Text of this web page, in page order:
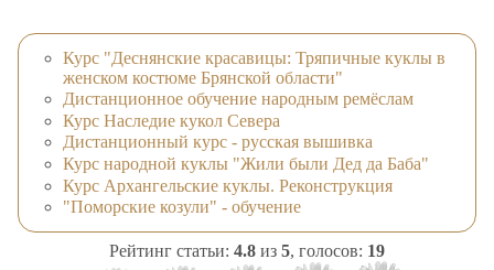
Курс "Деснянские красавицы: Тряпичные куклы в
женском костюме Брянской области"
Дистанционное обучение народным ремёслам
Курс Наследие кукол Севера
Дистанционный курс - русская вышивка
Курс народной куклы "Жили были Дед да Баба"
Курс Архангельские куклы. Реконструкция
"Поморские козули" - обучение
Рейтинг статьи: 4.8 из 5, голосов: 19